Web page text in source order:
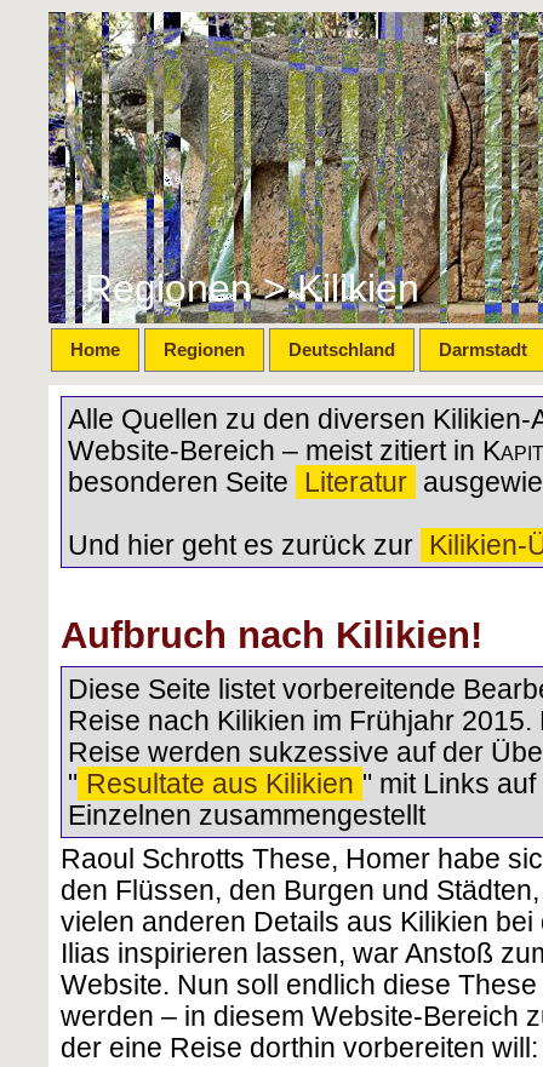
Regionen > Kilikien
Home Regionen Deutschland Darmstadt
Alle Quellen zu den diversen Kilikien-
Website-Bereich – meist zitiert in
besonderen Seite
Literatur
Und hier geht es zurück zur Kilikien-
Aufbruch nach Kilikien!
Diese Seite listet vorbereitende
Reise nach Kilikien im Frühjahr
Reise werden sukzessive auf der
" Resultate aus Kilikien " mit Links
Einzelnen zusammengestellt
Raoul Schrotts These, Homer habe
den Flüssen, den Burgen und
vielen anderen Details aus Kilikien
Ilias inspirieren lassen, war Anstoß
Website. Nun soll endlich diese
werden – in diesem Website-Bereich
der eine Reise dorthin vorbereiten will: